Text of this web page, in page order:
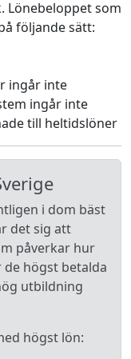
Lönebeloppet som
följande sätt:
ingår inte
ingår inte
till heltidslöner
i dom bäst
det sig att
påverkar hur
högst betalda
utbildning
högst lön: